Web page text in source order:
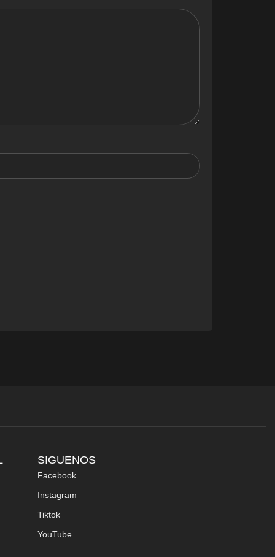
SIGUENOS
Facebook
Instagram
Tiktok
YouTube